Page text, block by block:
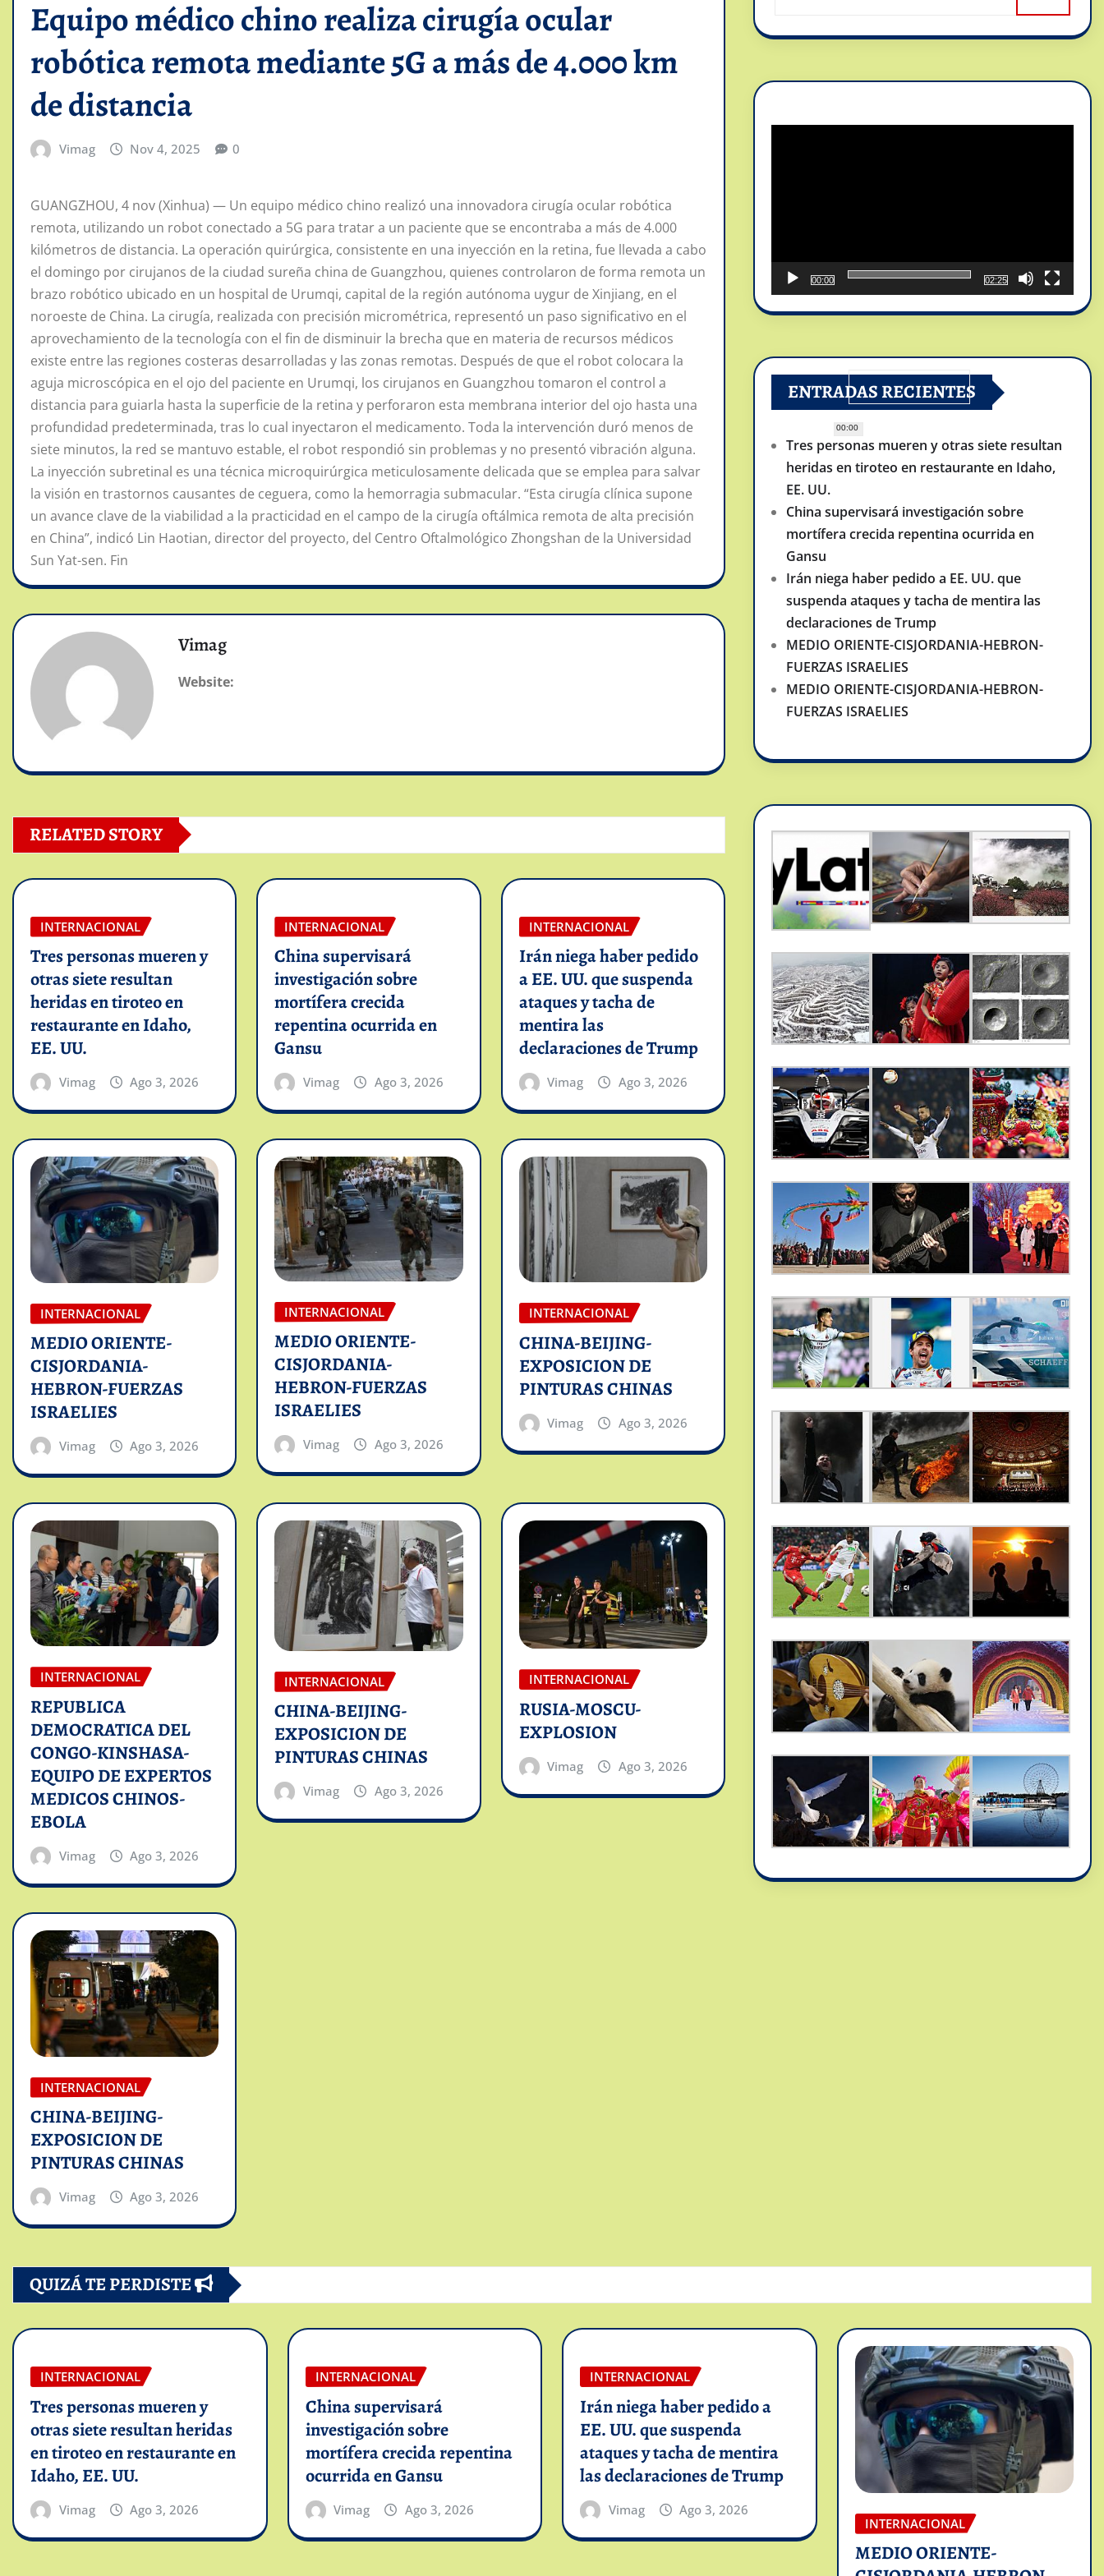
Equipo médico chino realiza cirugía ocular
robótica remota mediante 5G a más de 4.000 km
de distancia
Vimag Nov 4, 2025 0
GUANGZHOU, 4 nov (Xinhua) — Un equipo médico chino realizó una innovadora cirugía ocular robótica
remota, utilizando un robot conectado a 5G para tratar a un paciente que se encontraba a más de 4.000
kilómetros de distancia. La operación quirúrgica, consistente en una inyección en la retina, fue llevada a cabo
el domingo por cirujanos de la ciudad sureña china de Guangzhou, quienes controlaron de forma remota un
brazo robótico ubicado en un hospital de Urumqi, capital de la región autónoma uygur de Xinjiang, en el
noroeste de China. La cirugía, realizada con precisión micrométrica, representó un paso significativo en el
aprovechamiento de la tecnología con el fin de disminuir la brecha que en materia de recursos médicos
existe entre las regiones costeras desarrolladas y las zonas remotas. Después de que el robot colocara la
aguja microscópica en el ojo del paciente en Urumqi, los cirujanos en Guangzhou tomaron el control a
distancia para guiarla hasta la superficie de la retina y perforaron esta membrana interior del ojo hasta una
profundidad predeterminada, tras lo cual inyectaron el medicamento. Toda la intervención duró menos de
siete minutos, la red se mantuvo estable, el robot respondió sin problemas y no presentó vibración alguna.
La inyección subretinal es una técnica microquirúrgica meticulosamente delicada que se emplea para salvar
la visión en trastornos causantes de ceguera, como la hemorragia submacular. “Esta cirugía clínica supone
un avance clave de la viabilidad a la practicidad en el campo de la cirugía oftálmica remota de alta precisión
en China”, indicó Lin Haotian, director del proyecto, del Centro Oftalmológico Zhongshan de la Universidad
Sun Yat-sen. Fin
Vimag
Website:
RELATED STORY
INTERNACIONAL
Tres personas mueren y
otras siete resultan
heridas en tiroteo en
restaurante en Idaho,
EE. UU.
Vimag Ago 3, 2026
INTERNACIONAL
China supervisará
investigación sobre
mortífera crecida
repentina ocurrida en
Gansu
Vimag Ago 3, 2026
INTERNACIONAL
Irán niega haber pedido
a EE. UU. que suspenda
ataques y tacha de
mentira las
declaraciones de Trump
Vimag Ago 3, 2026
INTERNACIONAL
MEDIO ORIENTE-
CISJORDANIA-
HEBRON-FUERZAS
ISRAELIES
Vimag Ago 3, 2026
INTERNACIONAL
MEDIO ORIENTE-
CISJORDANIA-
HEBRON-FUERZAS
ISRAELIES
Vimag Ago 3, 2026
INTERNACIONAL
CHINA-BEIJING-
EXPOSICION DE
PINTURAS CHINAS
Vimag Ago 3, 2026
INTERNACIONAL
REPUBLICA
DEMOCRATICA DEL
CONGO-KINSHASA-
EQUIPO DE EXPERTOS
MEDICOS CHINOS-
EBOLA
Vimag Ago 3, 2026
INTERNACIONAL
CHINA-BEIJING-
EXPOSICION DE
PINTURAS CHINAS
Vimag Ago 3, 2026
INTERNACIONAL
RUSIA-MOSCU-
EXPLOSION
Vimag Ago 3, 2026
INTERNACIONAL
CHINA-BEIJING-
EXPOSICION DE
PINTURAS CHINAS
Vimag Ago 3, 2026
00:00
00:00
02:25
ENTRADAS RECIENTES
Tres personas mueren y otras siete resultan
heridas en tiroteo en restaurante en Idaho,
EE. UU.
China supervisará investigación sobre
mortífera crecida repentina ocurrida en
Gansu
Irán niega haber pedido a EE. UU. que
suspenda ataques y tacha de mentira las
declaraciones de Trump
MEDIO ORIENTE-CISJORDANIA-HEBRON-
FUERZAS ISRAELIES
MEDIO ORIENTE-CISJORDANIA-HEBRON-
FUERZAS ISRAELIES
QUIZÁ TE PERDISTE
INTERNACIONAL
Tres personas mueren y
otras siete resultan heridas
en tiroteo en restaurante en
Idaho, EE. UU.
Vimag Ago 3, 2026
INTERNACIONAL
China supervisará
investigación sobre
mortífera crecida repentina
ocurrida en Gansu
Vimag Ago 3, 2026
INTERNACIONAL
Irán niega haber pedido a
EE. UU. que suspenda
ataques y tacha de mentira
las declaraciones de Trump
Vimag
Ago 3, 2026
INTERNACIONAL
MEDIO ORIENTE-